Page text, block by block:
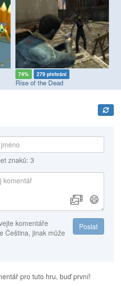
74% 279 přehrání
Rise of the Dead
znaků: 3
😄
Poslat
komentáře
Čeština, jinak může
pro tuto hru, buď první!